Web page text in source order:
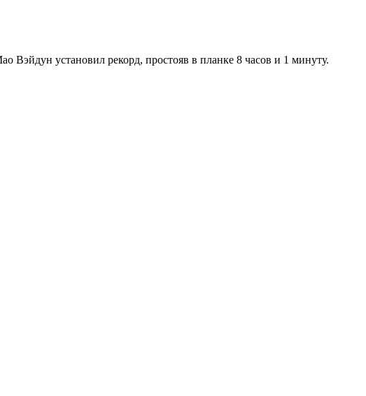
Вэйдун установил рекорд, простояв в планке 8 часов и 1 минуту.